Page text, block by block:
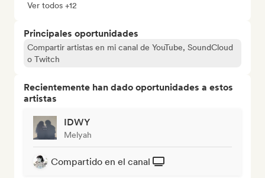
Ver todos +12
Principales oportunidades
Compartir artistas en mi canal de YouTube, SoundCloud
o Twitch
Recientemente han dado oportunidades a estos
artistas
IDWY
Melyah
Compartido en el canal